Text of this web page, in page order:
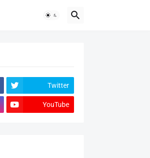
Twitter
YouTube